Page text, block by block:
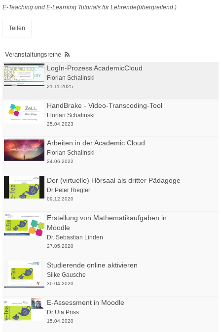
E-Teaching und E-Learning Tutorials für Lehrende(übergreifend )
Teilen
Veranstaltungsreihe
LogIn-Prozess AcademicCloud
Florian Schalinski
21.11.2025
HandBrake - Video-Transcoding-Tool
Florian Schalinski
25.04.2023
Arbeiten in der Academic Cloud
Florian Schalinski
24.06.2022
Der (virtuelle) Hörsaal als dritter Pädagoge
Dr Peter Riegler
09.12.2020
Erstellung von Mathematikaufgaben in
Moodle
Dr. Sebastian Linden
27.05.2020
Studierende online aktivieren
Silke Gausche
30.04.2020
E-Assessment in Moodle
Dr Uta Priss
15.04.2020